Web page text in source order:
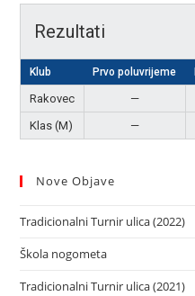
Rezultati
Klub Prvo poluvrijeme
Rakovec —
Klas (M)
—
Nove Objave
Tradicionalni Turnir ulica (2022)
Škola nogometa
Tradicionalni Turnir ulica (2021)